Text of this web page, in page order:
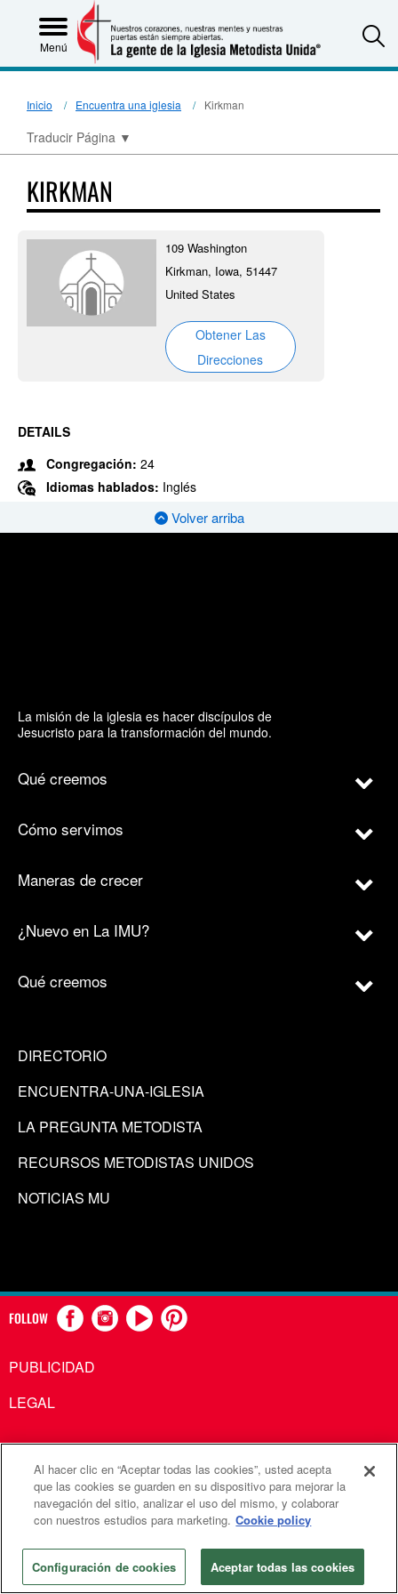
Menú
Inicio Encuentra una iglesia Kirkman
Traducir Página ▼
KIRKMAN
109 Washington
Kirkman, Iowa, 51447
United States
Obtener Las
Direcciones
DETAILS
Congregación: 24
Idiomas hablados: Inglés
Volver arriba
La misión de la iglesia es hacer discípulos de
Jesucristo para la transformación del mundo.
Qué creemos
Cómo servimos
Maneras de crecer
¿Nuevo en La IMU?
Qué creemos
DIRECTORIO
ENCUENTRA-UNA-IGLESIA
LA PREGUNTA METODISTA
RECURSOS METODISTAS UNIDOS
NOTICIAS MU
FOLLOW
PUBLICIDAD
LEGAL
Comunicaciones Metodistas Unidas es una agencia de la
Iglesia Metodista Unida
©2026Comunicaciones Metodistas Unidas. Reservados
todos los derechos
Al hacer clic en “Aceptar todas las cookies”, usted acepta
que las cookies se guarden en su dispositivo para mejorar la
navegación del sitio, analizar el uso del mismo, y colaborar
con nuestros estudios para marketing. Cookie policy
Configuración de cookies Aceptar todas las cookies